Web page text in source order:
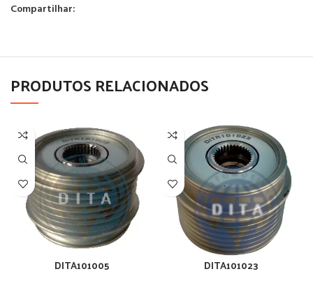
Compartilhar:
PRODUTOS RELACIONADOS
DITA101005 DITA101023